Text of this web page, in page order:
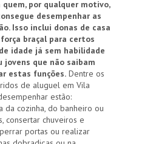
por qualquer motivo,
desempenhar as
Isso inclui donas de casa
braçal para certos
idade já sem habilidade
jovens que não saibam
estas funções. Dentre os
de aluguel em Vila
estão:
da cozinha, do banheiro ou
consertar chuveiros e
portas ou realizar